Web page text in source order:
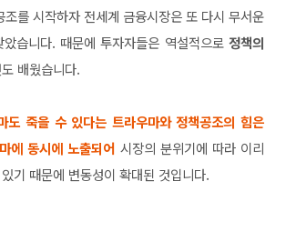
를 시작하자 전세계 금융시장은 또 다시 무서운
습니다. 때문에 투자자들은 역설적으로 정책의
배웠습니다.
도 죽을 수 있다는 트라우마와 정책공조의 힘은
에 동시에 노출되어 시장의 분위기에 따라 이리
기 때문에 변동성이 확대된 것입니다.